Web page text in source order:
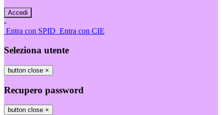
-
Entra con SPID Entra con CIE
Seleziona utente
button close ×
Recupero password
button close ×